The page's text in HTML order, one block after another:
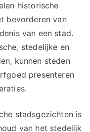
historische
bevorderen van
van een stad.
stedelijke en
kunnen steden
presenteren
stadsgezichten is
van het stedelijk